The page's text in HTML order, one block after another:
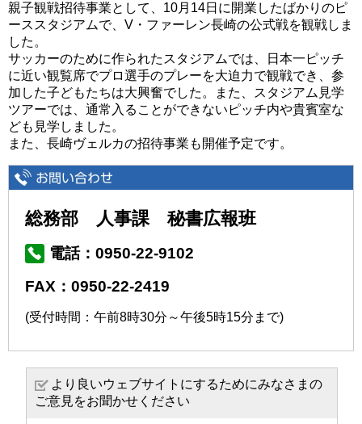
親子観戦招待事業として、10月14日に開業したばかりのピ
ーススタジアムで、V・ファーレン長崎の公式戦を観戦しま
した。
サッカーのために作られたスタジアムでは、日本一ピッチ
に近い観覧席でプロ選手のプレーを大迫力で観戦でき、参
加した子どもたちは大興奮でした。また、スタジアム見学
ツアーでは、通常入ることができないピッチ内や貴賓室な
ども見学しました。
また、長崎ヴェルカの招待事業も開催予定です。
総務部 人事課 秘書広報班
電話：0950-22-9102
FAX：0950-22-2419
(受付時間：午前8時30分～午後5時15分まで)
より良いウェブサイトにするためにみなさまの
ご意見をお聞かせください